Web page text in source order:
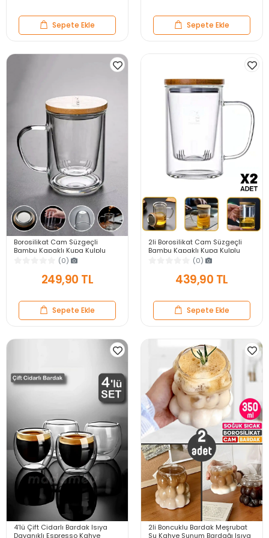
Sepete Ekle Sepete Ekle
Borosilikat Cam Süzgeçli
Bambu Kapaklı Kupa Kulplu
Demlik Modeli Çift Kat Bitki Çay
Bardağı 400 ml.
(0)
249,90 TL
Sepete Ekle
2li Borosilikat Cam Süzgeçli
Bambu Kapaklı Kupa Kulplu
Demlik Tarz Çift Kat Bitki Çay
Bardağı 400ml
(0)
439,90 TL
Sepete Ekle
4’lü Çift Cidarlı Bardak Isıya
Dayanıklı Espresso Kahve
2li Boncuklu Bardak Meşrubat
Su Kahve Sunum Bardağı Isıya